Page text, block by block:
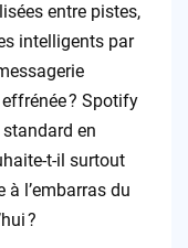
entre pistes,
intelligents par
? Spotify
en
t-il surtout
l’embarras du
?